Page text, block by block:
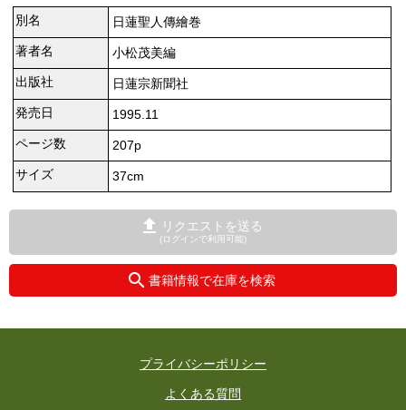
別名
日蓮聖人傳繪巻
著者名
小松茂美編
出版社
日蓮宗新聞社
発売日
1995.11
ページ数
207p
サイズ
37cm
リクエストを送る
(ログインで利用可能)
書籍情報で在庫を検索
プライバシーポリシー
よくある質問